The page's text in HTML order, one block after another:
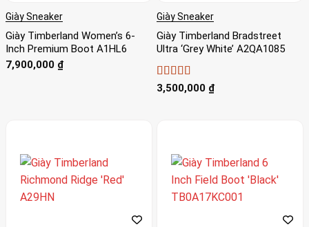
Giày Sneaker
Giày Timberland Women’s 6-
Inch Premium Boot A1HL6
7,900,000 ₫
Giày Sneaker
Giày Timberland Bradstreet
Ultra ‘Grey White’ A2QA1085
Được xếp
3,500,000 ₫